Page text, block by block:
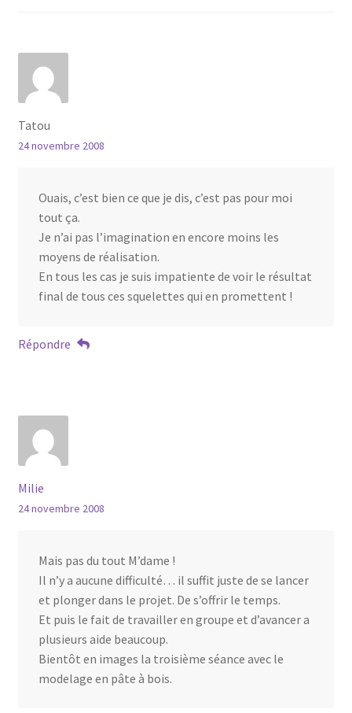
Tatou
24 novembre 2008
Ouais, c’est bien ce que je dis, c’est pas pour moi
tout ça.
Je n’ai pas l’imagination en encore moins les
moyens de réalisation.
En tous les cas je suis impatiente de voir le résultat
final de tous ces squelettes qui en promettent !
Répondre
Milie
24 novembre 2008
Mais pas du tout M’dame !
Il n’y a aucune difficulté… il suffit juste de se lancer
et plonger dans le projet. De s’offrir le temps.
Et puis le fait de travailler en groupe et d’avancer a
plusieurs aide beaucoup.
Bientôt en images la troisième séance avec le
modelage en pâte à bois.